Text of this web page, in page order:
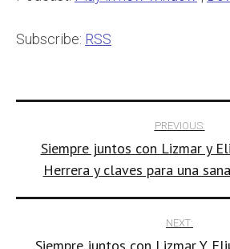
Subscribe: RSS
navigation
PREVIOUS:
Siempre juntos con Lizmar y
Herrera y claves para una
NEXT: